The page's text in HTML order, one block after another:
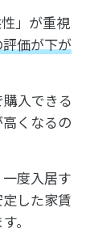
」が重視
価が下が
入できる
くなるの
度入居す
した家賃
。